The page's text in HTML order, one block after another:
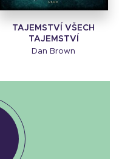
TAJEMSTVÍ VŠECH
TAJEMSTVÍ
Dan Brown